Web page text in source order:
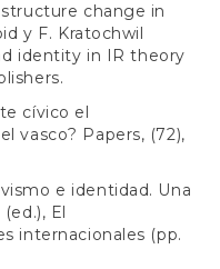
change in
y F. Kratochwil
identity in IR theory
cívico el
vasco? Papers, (72),
e identidad. Una
El
internacionales (pp.